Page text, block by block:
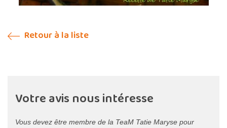
Retour à la liste
Votre avis nous intéresse
Vous devez être membre de la TeaM Tatie Maryse pour